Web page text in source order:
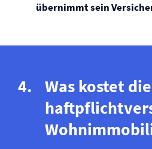
übernimmt sein
Was kostet